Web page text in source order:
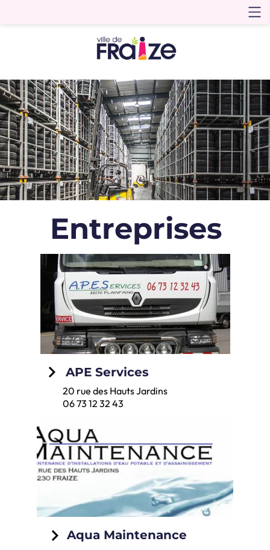
Entreprises
APE Services
20 rue des Hauts Jardins
06 73 12 32 43
Aqua Maintenance
keyboard_arrow_right
keyboard_arrow_right